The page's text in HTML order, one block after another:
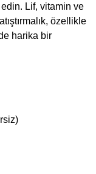
Lif, vitamin ve
özellikle
harika bir